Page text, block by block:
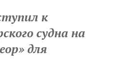
к
судна на
для